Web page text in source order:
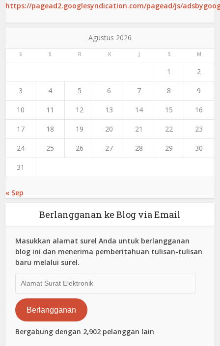
https://pagead2.googlesyndication.com/pagead/js/
Agustus 2026
S S R K J S M
1 2
3 4 5 6 7 8 9
10 11 12 13 14 15 16
17 18 19 20 21 22 23
24 25 26 27 28 29 30
31
« Sep
Berlangganan ke Blog via Email
Masukkan alamat surel Anda untuk berlangganan
blog ini dan menerima pemberitahuan tulisan-tulisan
baru melalui surel.
Surat
Elektronik
Berlangganan
Bergabung dengan 2,902 pelanggan lain